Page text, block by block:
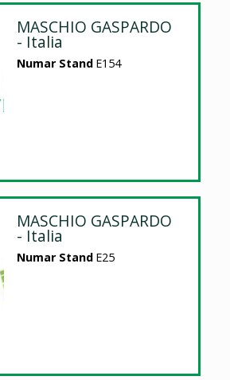
MASCHIO GASPARDO
- Italia
Numar Stand E154
MASCHIO GASPARDO
- Italia
Numar Stand E25